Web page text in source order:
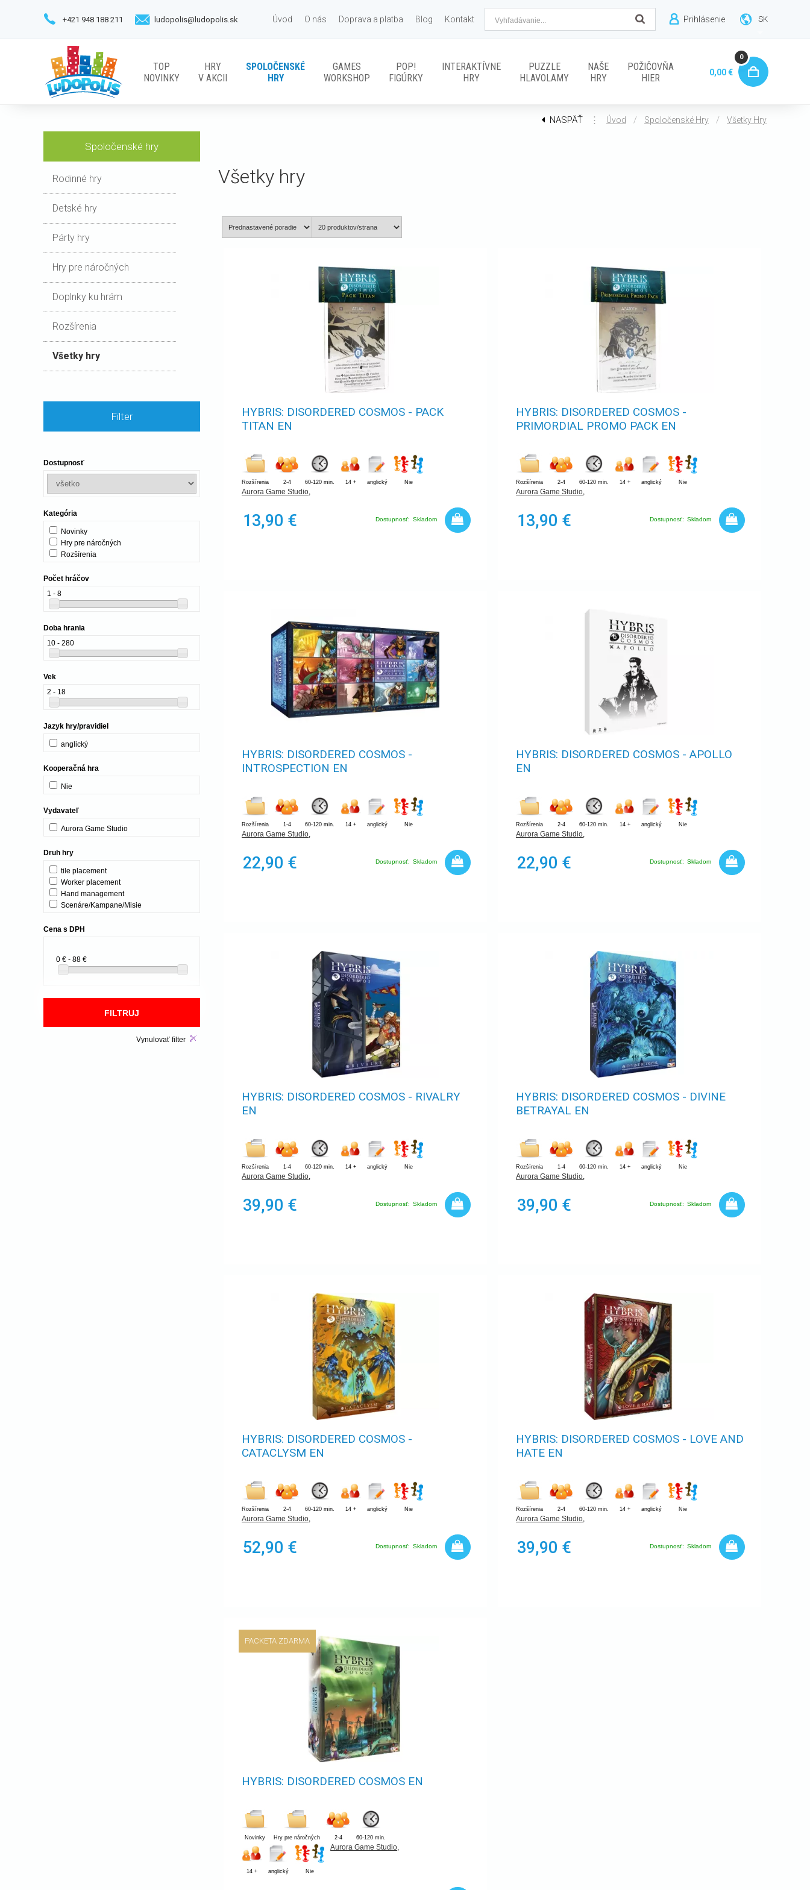
SK
Úvod O nás Doprava a platba Blog Kontakt
TOP
NOVINKY
HRY
V AKCII
SPOLOČENSKÉ
HRY
GAMES
WORKSHOP
POP!
FIGÚRKY
INTERAKTÍVNE
HRY
PUZZLE
HLAVOLAMY
NAŠE
HRY
POŽIČOVŇA
HIER
Prihlásenie
+421 948 188 211 ludopolis@ludopolis.sk
0,00 €
0
NASPÄŤ ⋮ Úvod / Spoločenské Hry / Všetky Hry
Všetky hry
HYBRIS: DISORDERED COSMOS - PACK
TITAN EN
Rozšírenia 2-4 60-120 min. 14 + anglický Nie
Aurora Game Studio
13,90 € Dostupnosť: Skladom
HYBRIS: DISORDERED COSMOS -
PRIMORDIAL PROMO PACK EN
Rozšírenia 2-4 60-120 min. 14 + anglický Nie
Aurora Game Studio
13,90 € Dostupnosť: Skladom
HYBRIS: DISORDERED COSMOS -
INTROSPECTION EN
Rozšírenia 1-4 60-120 min. 14 + anglický Nie
Aurora Game Studio
22,90 € Dostupnosť: Skladom
HYBRIS: DISORDERED COSMOS - APOLLO
EN
Rozšírenia 2-4 60-120 min. 14 + anglický Nie
Aurora Game Studio
22,90 € Dostupnosť: Skladom
HYBRIS: DISORDERED COSMOS - RIVALRY
EN
Rozšírenia 1-4 60-120 min. 14 + anglický Nie
Aurora Game Studio,
39,90 € Dostupnosť: Skladom
HYBRIS: DISORDERED COSMOS - DIVINE
BETRAYAL EN
Rozšírenia 1-4 60-120 min. 14 + anglický Nie
Aurora Game Studio,
39,90 € Dostupnosť: Skladom
HYBRIS: DISORDERED COSMOS -
CATACLYSM EN
Rozšírenia 2-4 60-120 min. 14 + anglický Nie
Aurora Game Studio,
52,90 € Dostupnosť: Skladom
HYBRIS: DISORDERED COSMOS - LOVE AND
HATE EN
Rozšírenia 2-4 60-120 min. 14 + anglický Nie
Aurora Game Studio,
39,90 € Dostupnosť: Skladom
PACKETA ZDARMA
HYBRIS: DISORDERED COSMOS EN
Novinky Hry pre náročných 2-4 60-120 min.
14 + anglický Nie
Aurora Game Studio,
Spoločenské hry
Rodinné hry
Detské hry
Párty hry
Hry pre náročných
Doplnky ku hrám
Rozšírenia
Všetky hry
Filter
Dostupnosť
Kategória
Novinky
Hry pre náročných
Rozšírenia
Počet hráčov
1 - 8
Doba hrania
10 - 280
Vek
2 - 18
Jazyk hry/pravidiel
anglický
Kooperačná hra
Nie
Vydavateľ
Aurora Game Studio
Druh hry
tile placement
Worker placement
Hand management
Scenáre/Kampane/Misie
Cena s DPH
0 € - 88 €
Vynulovať filter